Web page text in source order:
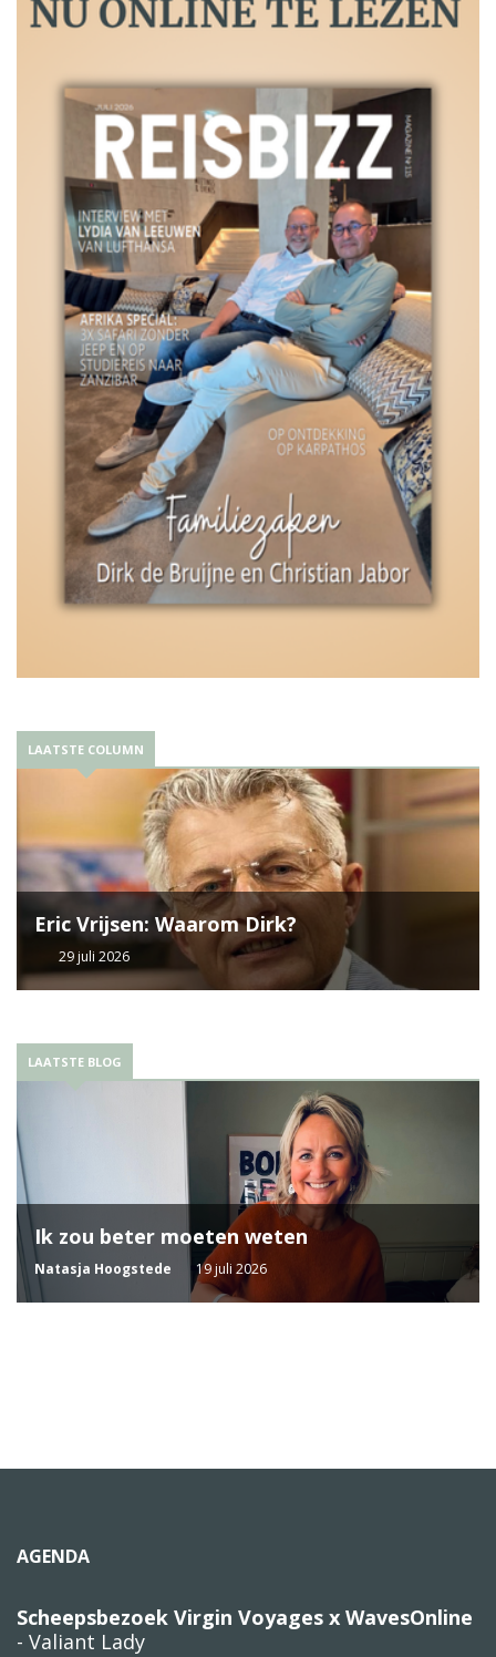
LAATSTE COLUMN
Eric Vrijsen: Waarom Dirk?
29 juli 2026
LAATSTE BLOG
Ik zou beter moeten weten
Natasja Hoogstede 19 juli 2026
AGENDA
Scheepsbezoek Virgin Voyages x WavesOnline
- Valiant Lady